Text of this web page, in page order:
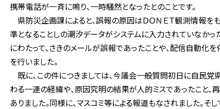
携帯電話が一斉に鳴り、一時騒然となったとのことです。
県防災企画課によると、誤報の原因はＤＯＮＥＴ観測情報
準となることしの潮汐データがシステムに入力されていなか
にわたって、さきのメールが誤報であったことや、配信自動
を行いました。
既に、この件につきましては、今議会一般質問初日に自民
わる一連の経緯や、原因究明の結果が人的ミスであったこと
ありました。同様に、マスコミ等による報道もなされました。